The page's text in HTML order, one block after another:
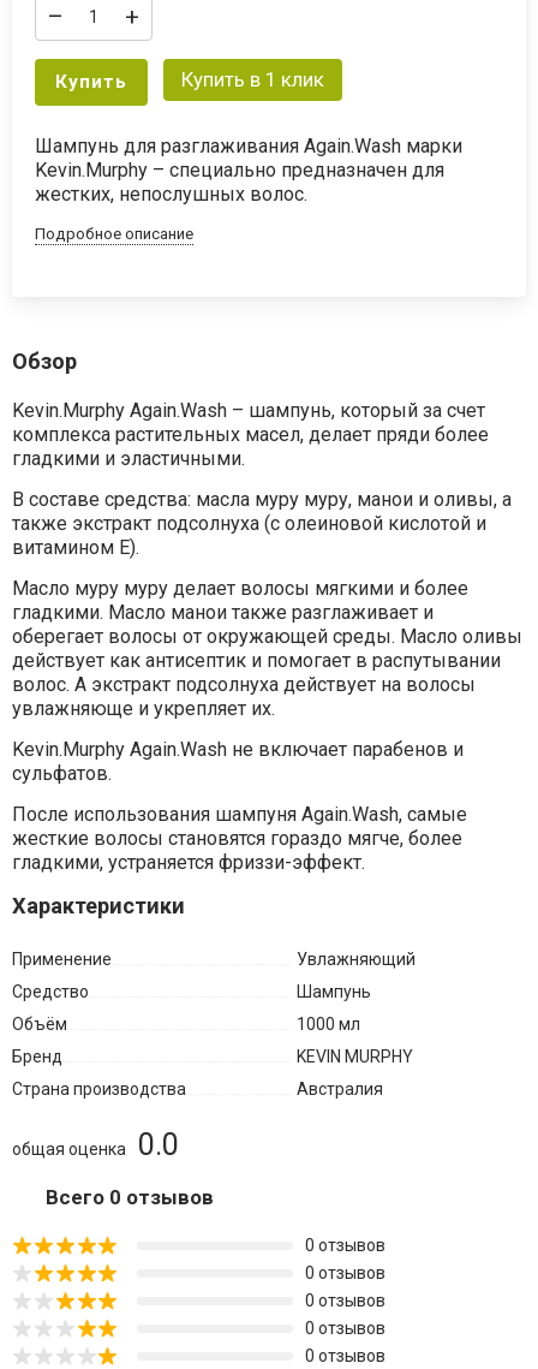
– +
Купить Купить в 1 клик
Шампунь для разглаживания Again.Wash марки
Kevin.Murphy – специально предназначен для
жестких, непослушных волос.
Подробное описание
Обзор
Kevin.Murphy Again.Wash – шампунь, который за счет
комплекса растительных масел, делает пряди более
гладкими и эластичными.
В составе средства: масла муру муру, манои и оливы, а
также экстракт подсолнуха (с олеиновой кислотой и
витамином Е).
Масло муру муру делает волосы мягкими и более
гладкими. Масло манои также разглаживает и
оберегает волосы от окружающей среды. Масло оливы
действует как антисептик и помогает в распутывании
волос. А экстракт подсолнуха действует на волосы
увлажняюще и укрепляет их.
Kevin.Murphy Again.Wash не включает парабенов и
сульфатов.
После использования шампуня Again.Wash, самые
жесткие волосы становятся гораздо мягче, более
гладкими, устраняется фриззи-эффект.
Характеристики
Применение
Увлажняющий
Средство
Шампунь
Объём
1000 мл
Бренд
KEVIN MURPHY
Страна производства
Австралия
0.0
общая оценка
Всего 0 отзывов
0 отзывов
0 отзывов
0 отзывов
0 отзывов
0 отзывов